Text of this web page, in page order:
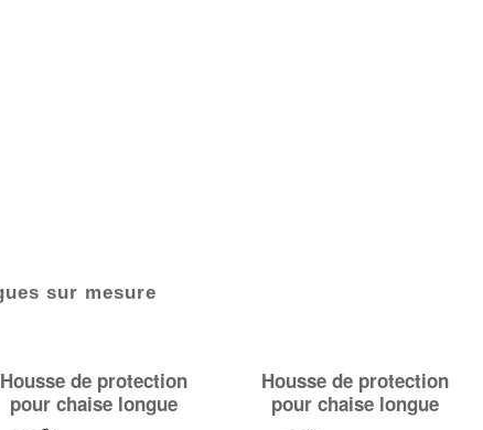
sur mesure
Housse de protection
pour chaise longue
Housse de protection
pour chaise longue